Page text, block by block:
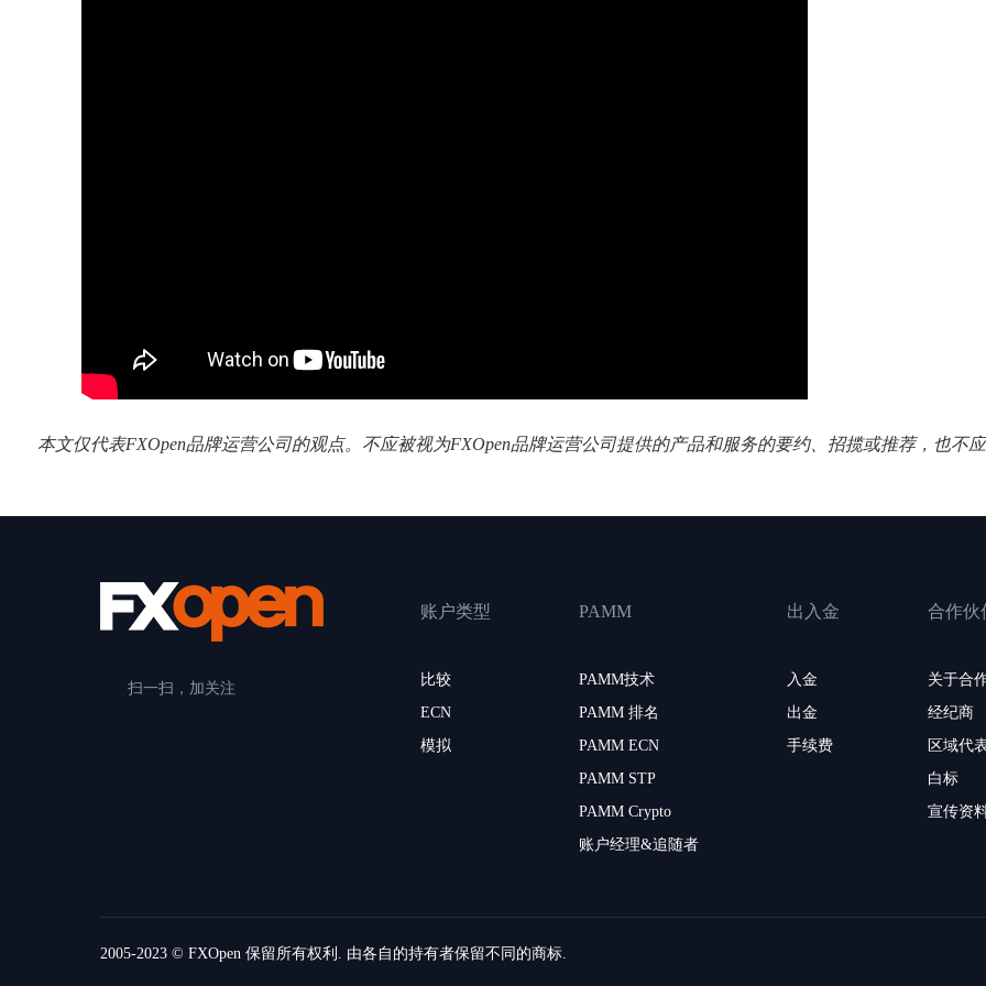
本文仅代表FXOpen品牌运营公司的观点。不应被视为FXOpen品牌运营公司提供的产品和服务的要约、招揽或推荐，也不应
扫一扫，加关注
账户类型
比较
ECN
模拟
PAMM
PAMM技术
PAMM 排名
PAMM ECN
PAMM STP
PAMM Crypto
账户经理&追随者
出入金
入金
出金
手续费
合作伙
关于合
经纪商
区域代
白标
宣传资
2005-2023 © FXOpen 保留所有权利. 由各自的持有者保留不同的商标.